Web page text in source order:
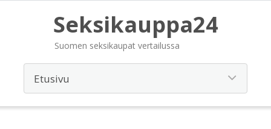
Seksikauppa24
Suomen seksikaupat vertailussa